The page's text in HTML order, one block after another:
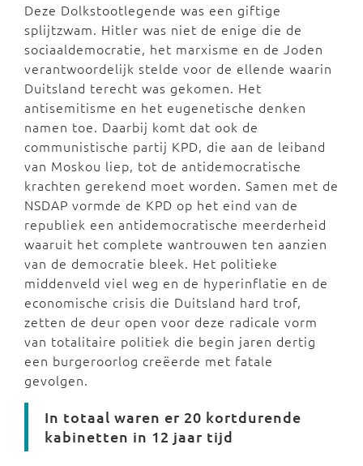
Deze Dolkstootlegende was een giftige
splijtzwam. Hitler was niet de enige die de
sociaaldemocratie, het marxisme en de Joden
verantwoordelijk stelde voor de ellende waarin
Duitsland terecht was gekomen. Het
antisemitisme en het eugenetische denken
namen toe. Daarbij komt dat ook de
communistische partij KPD, die aan de leiband
van Moskou liep, tot de antidemocratische
krachten gerekend moet worden. Samen met de
NSDAP vormde de KPD op het eind van de
republiek een antidemocratische meerderheid
waaruit het complete wantrouwen ten aanzien
van de democratie bleek. Het politieke
middenveld viel weg en de hyperinflatie en de
economische crisis die Duitsland hard trof,
zetten de deur open voor deze radicale vorm
van totalitaire politiek die begin jaren dertig
een burgeroorlog creëerde met fatale
gevolgen.
In totaal waren er 20 kortdurende
kabinetten in 12 jaar tijd